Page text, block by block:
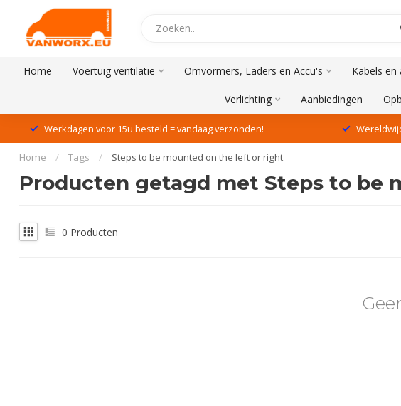
Home Voertuig ventilatie Omvormers, Laders en Accu's Kabels
Verlichting Aanbiedingen
Werkdagen voor 15u besteld = vandaag verzonden!
Home / Tags / Steps to be mounted on the left or right
Producten getagd met Steps to be
0 Producten